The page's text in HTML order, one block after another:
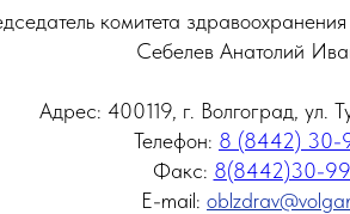
комитета
Себелев Анатолий
Адрес: 400119, г. Волгоград, ул.
Телефон: 8 (8442) 30-
Факс: 8(8442)30-
E-mail: